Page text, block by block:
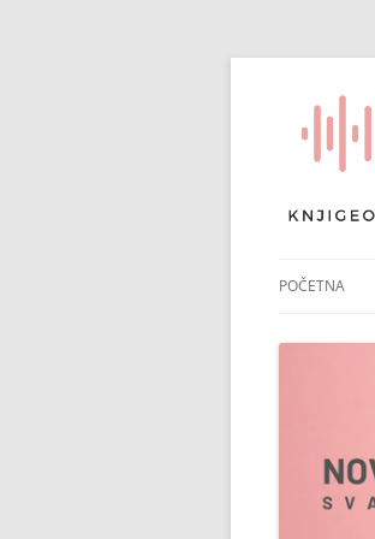
POČETNA